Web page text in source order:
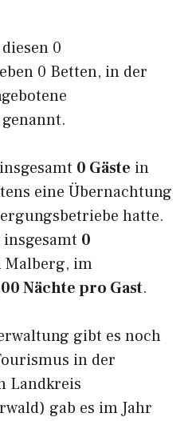
0
0 Betten, in der
0 Gäste in
eine Übernachtung
hatte.
insgesamt 0
Malberg, im
Nächte pro Gast.
gibt es noch
in der
Landkreis
gab es im Jahr